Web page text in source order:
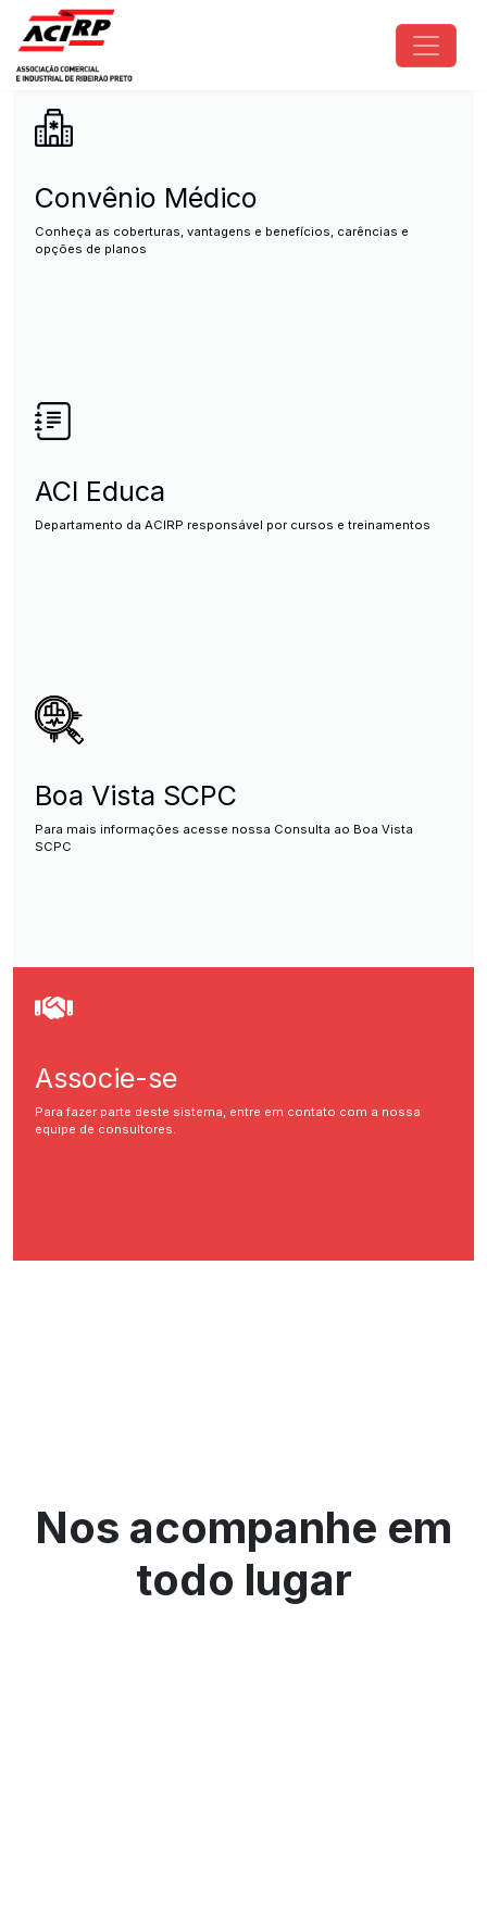
Pular para o conteúdo principal
ACIRP - Associação Comercial
Convênio Médico
Conheça as coberturas, vantagens e benefícios, carências e
opções de planos
ACI Educa
Departamento da ACIRP responsável por cursos e treinamentos
Boa Vista SCPC
Para mais informações acesse nossa Consulta ao Boa Vista
SCPC
Associe-se
Para fazer parte deste sistema, entre em contato com a nossa
equipe de consultores.
Nos acompanhe em
todo lugar